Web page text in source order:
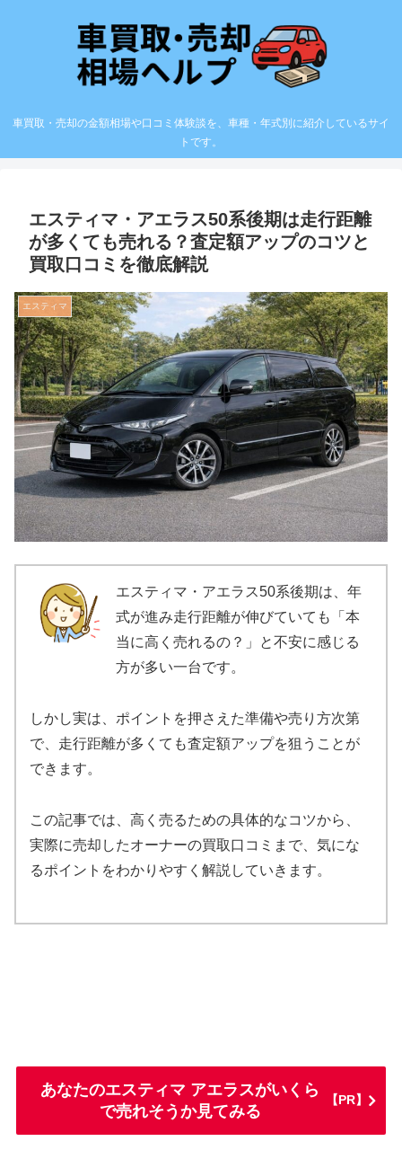
車買取・売却の金額相場や口コミ体験談を、車種・年式別に紹介しているサイ
トです。
エスティマ・アエラス50系後期は走行距離
が多くても売れる？査定額アップのコツと
買取口コミを徹底解説
エスティマ
エスティマ・アエラス50系後期は、年
式が進み走行距離が伸びていても「本
当に高く売れるの？」と不安に感じる
方が多い一台です。
しかし実は、ポイントを押さえた準備や売り方次第
で、走行距離が多くても査定額アップを狙うことが
できます。
この記事では、高く売るための具体的なコツから、
実際に売却したオーナーの買取口コミまで、気にな
るポイントをわかりやすく解説していきます。
あなたのエスティマ アエラスがいくら
で売れそうか見てみる
【PR】